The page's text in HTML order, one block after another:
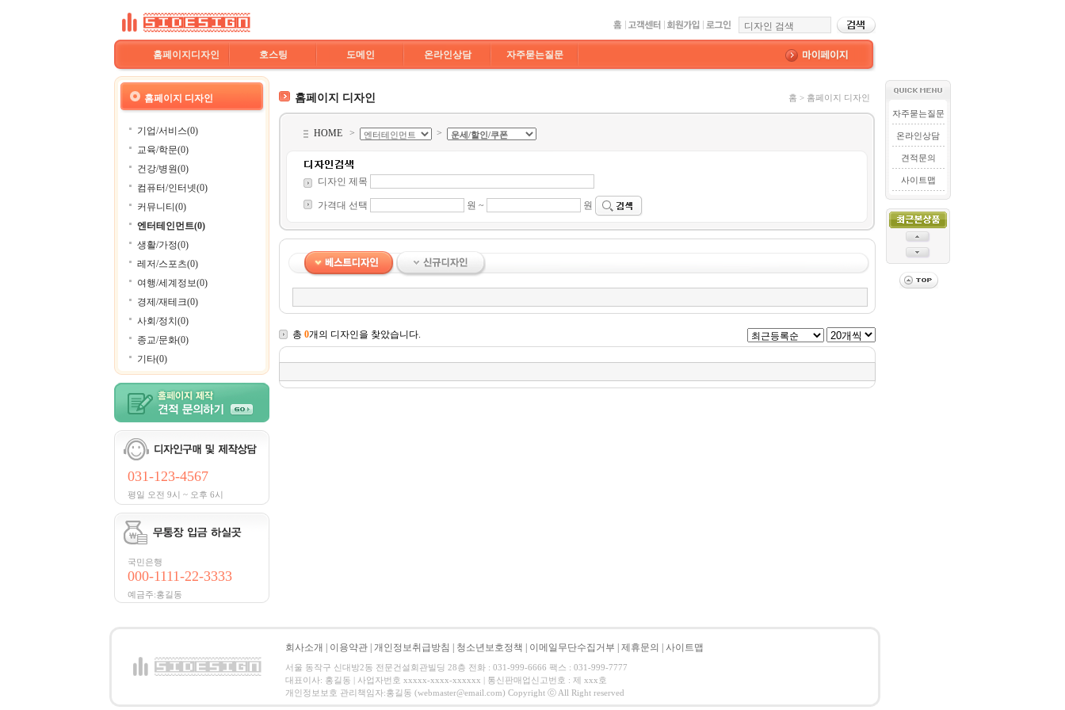
홈페이지디자인 호스팅 도메인 온라인상담 자주묻는질문
홈페이지 디자인
기업/서비스(0)
교육/학문(0)
건강/병원(0)
컴퓨터/인터넷(0)
커뮤니티(0)
엔터테인먼트(0)
생활/가정(0)
레저/스포츠(0)
여행/세계정보(0)
경제/재테크(0)
사회/정치(0)
종교/문화(0)
기타(0)
031-123-4567
평일 오전 9시 ~ 오후 6시
국민은행
000-1111-22-3333
예금주:홍길동
홈페이지 디자인 홈 > 홈페이지 디자인
HOME > >
디자인 제목
가격대 선택 원 ~ 원
총 0개의 디자인을 찾았습니다.
자주묻는질문
온라인상담
견적문의
사이트맵
회사소개 이용약관 개인정보취급방침 청소년보호정책 이메일무단수집거부 제휴문의 사이트맵
서울 동작구 신대방2동 전문건설회관빌딩 28층 전화 : 031-999-6666 팩스 : 031-999-7777
대표이사: 홍길동 | 사업자번호 xxxxx-xxxx-xxxxxx | 통신판매업신고번호 : 제 xxx호
개인정보보호 관리책임자:홍길동 (webmaster@email.com) Copyright ⓒ All Right reserved